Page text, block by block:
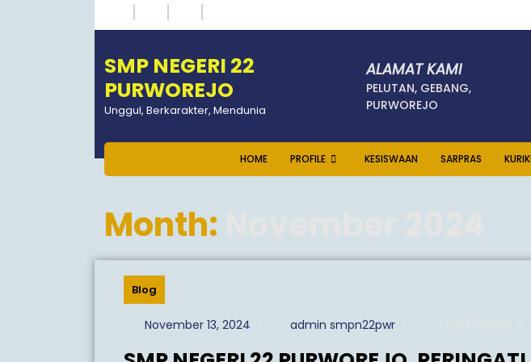
to
SMP NEGERI 22
PURWOREJO
Unggul, Berkarakter, Mendunia
ALAMAT KAMI
PELUTAN, GEBANG,
PURWOREJO
HOME PROFILE KESISWAAN SARPRAS
Month:
Blog
November 13, 2024November
2024
admin smpn22pwradmin